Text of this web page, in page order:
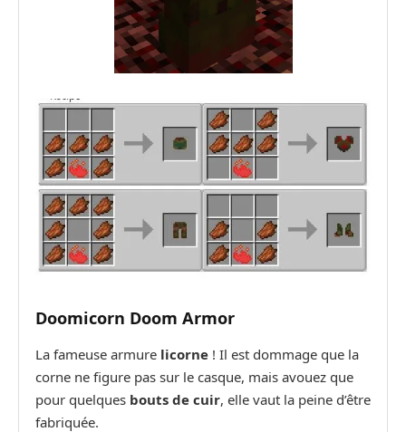
Doomicorn Doom Armor
La fameuse armure licorne ! Il est dommage que la
corne ne figure pas sur le casque, mais avouez que
pour quelques bouts de cuir, elle vaut la peine d’être
fabriquée.